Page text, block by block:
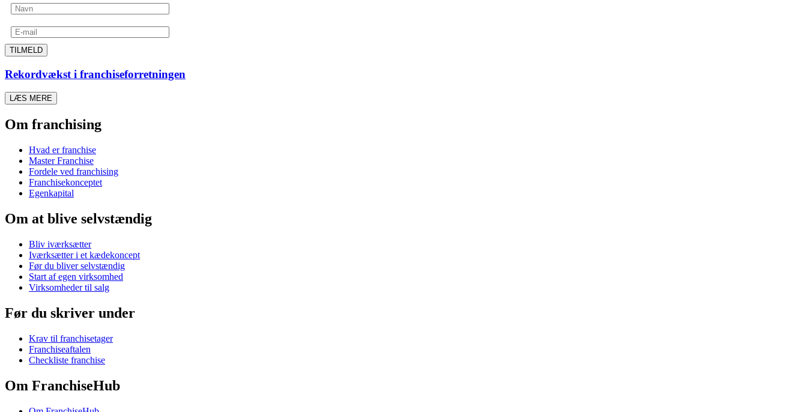
TILMELD
Rekordvækst i franchiseforretningen
LÆS MERE
Om franchising
Hvad er franchise
Master Franchise
Fordele ved franchising
Franchisekonceptet
Egenkapital
Om at blive selvstændig
Bliv iværksætter
Iværksætter i et kædekoncept
Før du bliver selvstændig
Start af egen virksomhed
Virksomheder til salg
Før du skriver under
Krav til franchisetager
Franchiseaftalen
Checkliste franchise
Om FranchiseHub